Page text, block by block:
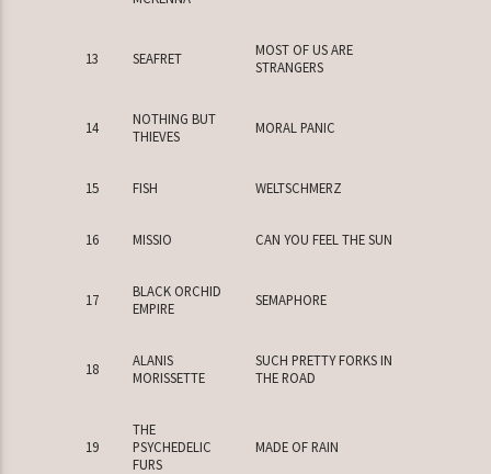
13 SEAFRET
MOST OF US ARE
STRANGERS
14
NOTHING BUT
THIEVES
MORAL PANIC
15 FISH WELTSCHMERZ
16 MISSIO CAN YOU FEEL THE SUN
17
BLACK ORCHID
EMPIRE
SEMAPHORE
18
ALANIS
MORISSETTE
SUCH PRETTY FORKS IN
THE ROAD
19
THE
PSYCHEDELIC
FURS
MADE OF RAIN